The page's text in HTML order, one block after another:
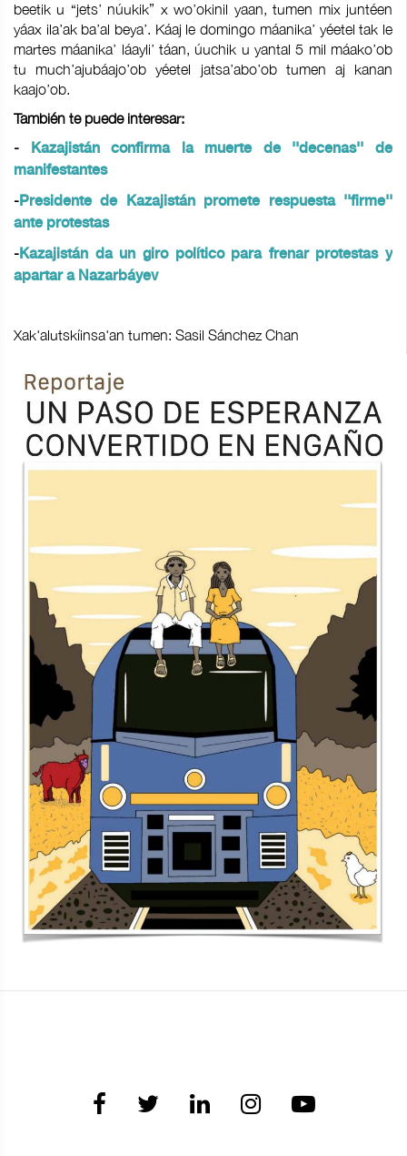
beetik u “jets’ núukik” x wo’okinil yaan, tumen mix juntéen
yáax ila’ak ba’al beya’. Káaj le domingo máanika’ yéetel tak le
martes máanika’ láayli’ táan, úuchik u yantal 5 mil máako’ob
tu much’ajubáajo’ob yéetel jatsa’abo’ob tumen aj kanan
kaajo’ob.
También te puede interesar:
-
Kazajistán confirma la muerte de ''decenas'' de
manifestantes
-Presidente de Kazajistán promete respuesta ''firme''
ante protestas
-Kazajistán da un giro político para frenar protestas y
apartar a Nazarbáyev
Xak'alutskíinsa'an tumen: Sasil Sánchez Chan